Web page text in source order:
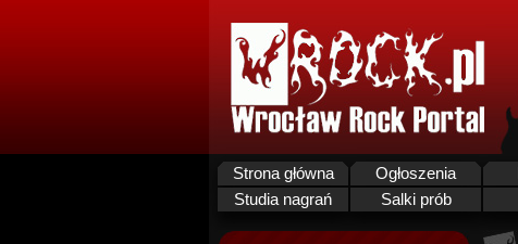
Strona główna Ogłoszenia
Studia nagrań
Salki prób